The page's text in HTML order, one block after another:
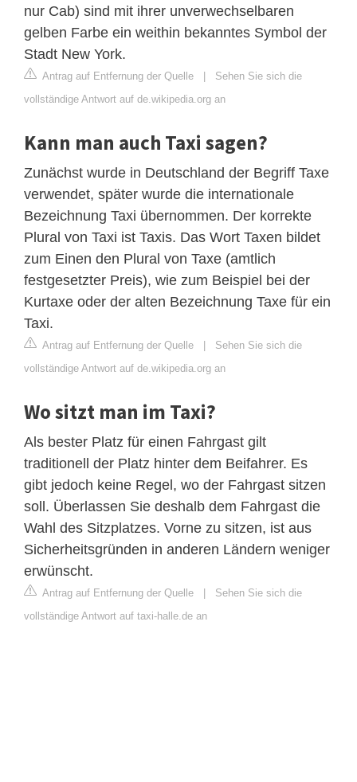
nur Cab) sind mit ihrer unverwechselbaren
gelben Farbe ein weithin bekanntes Symbol der
Stadt New York.
Antrag auf Entfernung der Quelle | Sehen Sie sich die
vollständige Antwort auf de.wikipedia.org an
Kann man auch Taxi sagen?
Zunächst wurde in Deutschland der Begriff Taxe
verwendet, später wurde die internationale
Bezeichnung Taxi übernommen. Der korrekte
Plural von Taxi ist Taxis. Das Wort Taxen bildet
zum Einen den Plural von Taxe (amtlich
festgesetzter Preis), wie zum Beispiel bei der
Kurtaxe oder der alten Bezeichnung Taxe für ein
Taxi.
Antrag auf Entfernung der Quelle | Sehen Sie sich die
vollständige Antwort auf de.wikipedia.org an
Wo sitzt man im Taxi?
Als bester Platz für einen Fahrgast gilt
traditionell der Platz hinter dem Beifahrer. Es
gibt jedoch keine Regel, wo der Fahrgast sitzen
soll. Überlassen Sie deshalb dem Fahrgast die
Wahl des Sitzplatzes. Vorne zu sitzen, ist aus
Sicherheitsgründen in anderen Ländern weniger
erwünscht.
Antrag auf Entfernung der Quelle | Sehen Sie sich die
vollständige Antwort auf taxi-halle.de an